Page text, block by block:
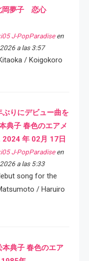
岡夢子 恋心
J-PopParadiseen
a las 3:57
/ Koigokoro
ぶりにデビュー曲を
典子 春色のエアメ
2024 年 02月 17日
J-PopParadiseen
a las 5:33
song for the
/ Haruiro
本典子 春色のエア